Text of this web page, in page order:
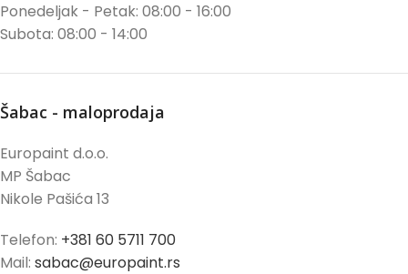
Ponedeljak - Petak: 08:00 - 16:00
Subota: 08:00 - 14:00
Šabac - maloprodaja
Europaint d.o.o.
MP Šabac
Nikole Pašića 13
Telefon: +381 60 5711 700
Mail: sabac@europaint.rs